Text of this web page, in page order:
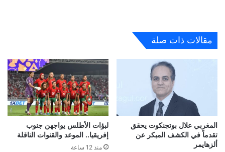
مقالات ذات صلة
المغربي علال بوتجنكوت يحقق
تقدماً في الكشف المبكر عن
ألزهايمر
لبؤات الأطلس يواجهن جنوب
إفريقيا.. الموعد والقنوات الناقلة
منذ 12 ساعة